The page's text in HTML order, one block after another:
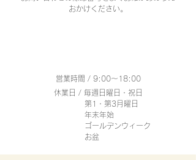
おかけください。
営業時間 / 9:00～18:00
休業日 / 毎週日曜日・祝日​
​第1・第3月曜日
年末年始
ゴールデンウィーク
お盆